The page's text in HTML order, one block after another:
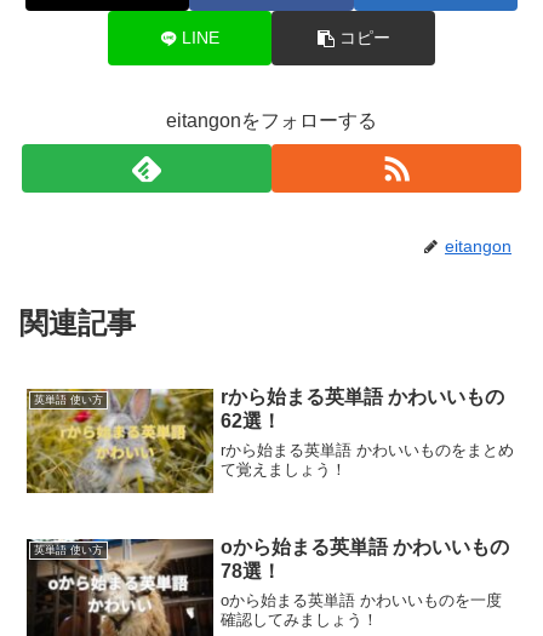
LINE コピー
eitangonをフォローする
eitangon
関連記事
英単語 使い方
rから始まる英単語 かわいいもの
62選！
rから始まる英単語 かわいいものをまとめ
て覚えましょう！
英単語 使い方
oから始まる英単語 かわいいもの
78選！
oから始まる英単語 かわいいものを一度
確認してみましょう！